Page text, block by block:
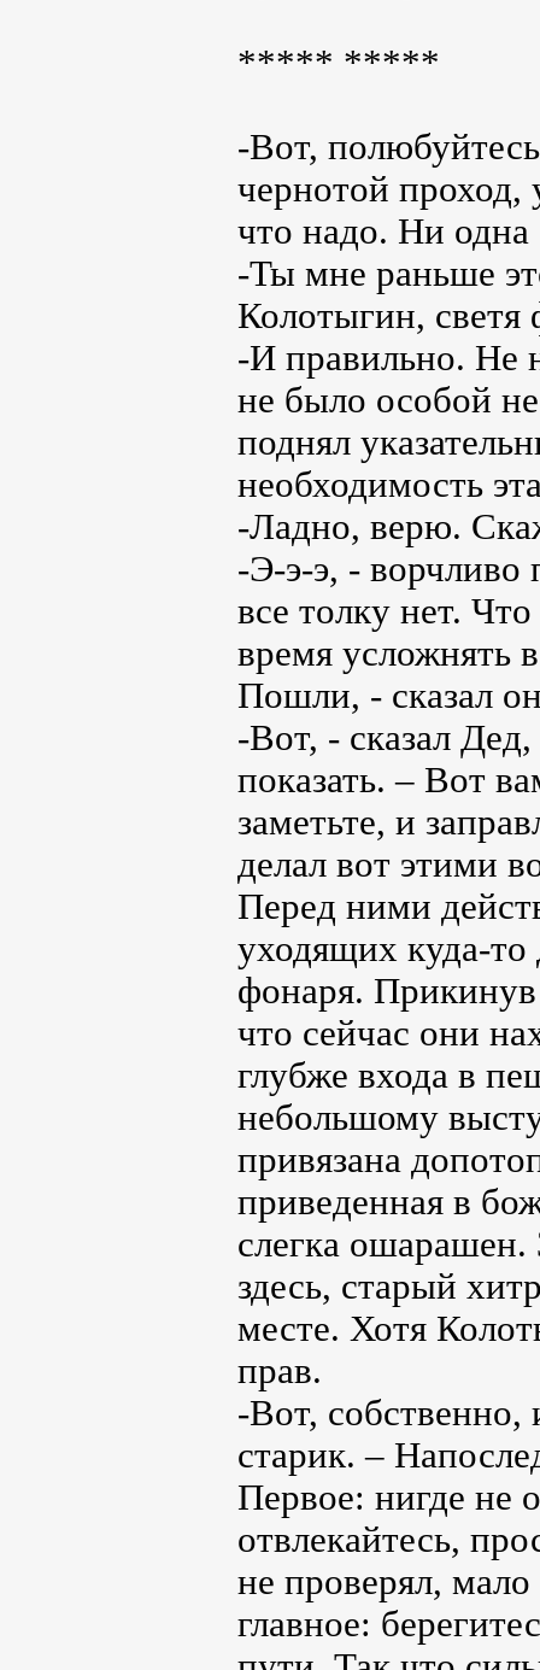
***** *****
-Вот,
чернотой проход,
что надо. Ни одна
-Ты мне раньше
Колотыгин, светя
-И правильно. Не
не было особой
поднял
необходимость
-Ладно, верю.
-Э-э-э, - ворчливо
все толку нет.
время усложнять
Пошли, - сказал
-Вот, - сказал
показать. – Вот
заметьте, и
делал вот этими
Перед ними
уходящих куда-то
фонаря.
что сейчас они
глубже входа в
небольшому
привязана
приведенная в
слегка ошарашен.
здесь, старый
месте. Хотя
прав.
-Вот, собственно,
старик. –
Первое: нигде не
отвлекайтесь,
не проверял,
главное: